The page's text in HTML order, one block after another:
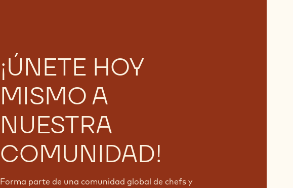
¡ÚNETE HOY
MISMO A
NUESTRA
COMUNIDAD!
Forma parte de una comunidad global de chefs y